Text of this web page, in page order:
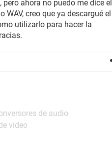
ahora no puedo me dice el
creo que ya descargué el
utilizarlo para hacer la
de audio
vídeo